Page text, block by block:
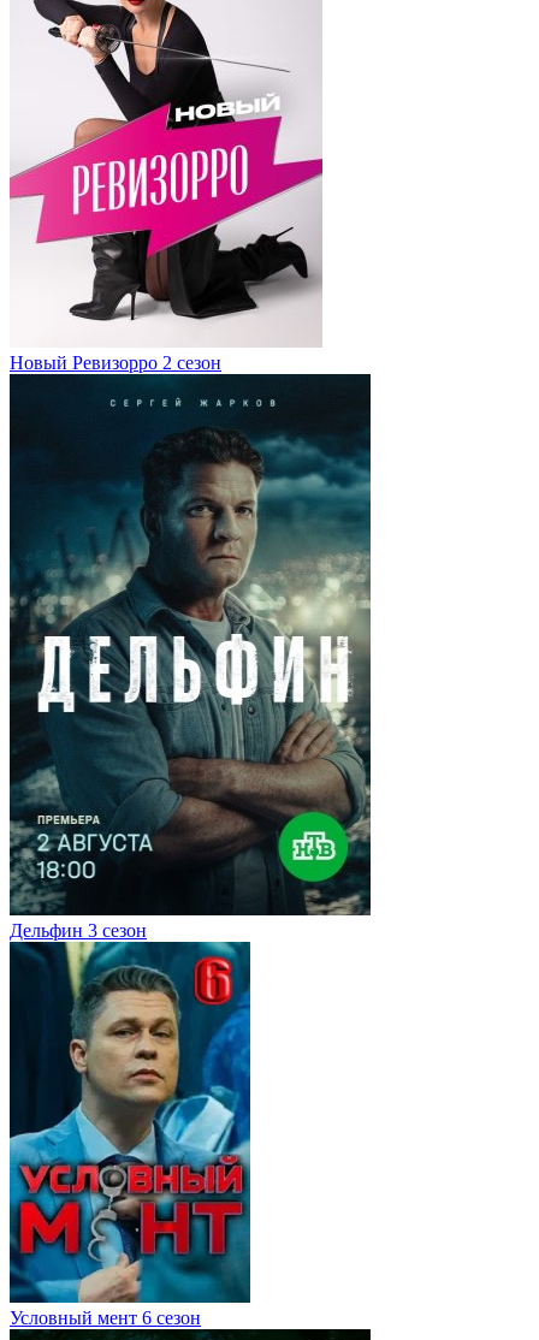
Новый Ревизорро 2 сезон
Дельфин 3 сезон
Условный мент 6 сезон